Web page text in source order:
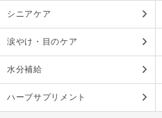
シニアケア
涙やけ・目のケア
水分補給
ハーブサプリメント